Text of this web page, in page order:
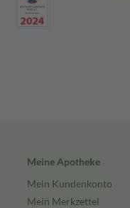
Meine Apotheke
Mein Kundenkonto
Mein Merkzettel